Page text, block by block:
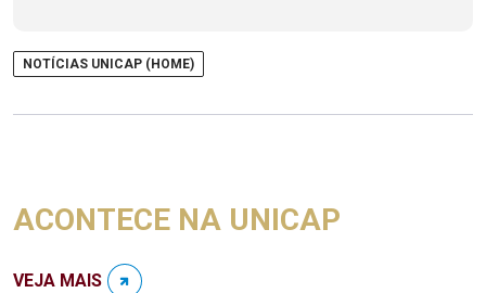
NOTÍCIAS UNICAP (HOME)
ACONTECE NA UNICAP
VEJA MAIS